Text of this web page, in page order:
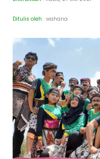
Ditulis oleh : wahana